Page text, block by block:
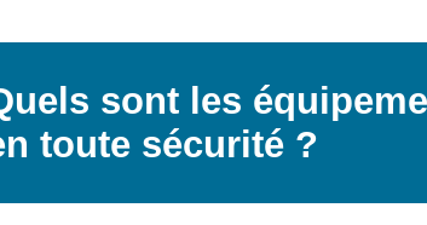
sont les
toute sécurité ?